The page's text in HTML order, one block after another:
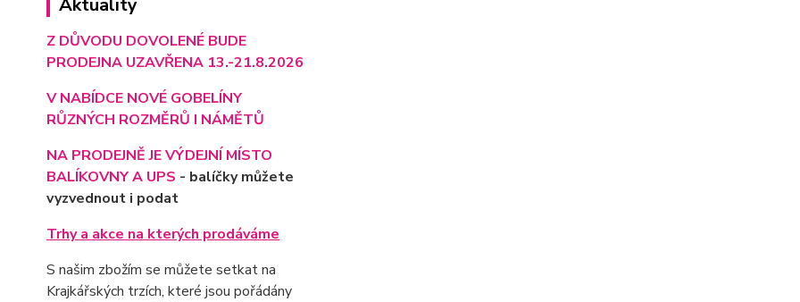
Aktuality
Z DŮVODU DOVOLENÉ BUDE
PRODEJNA UZAVŘENA 13.-21.8.2026
V NABÍDCE NOVÉ GOBELÍNY
RŮZNÝCH ROZMĚRŮ I NÁMĚTŮ
NA PRODEJNĚ JE VÝDEJNÍ MÍSTO
BALÍKOVNY A UPS - balíčky můžete
vyzvednout i podat
Trhy a akce na kterých prodáváme
S našim zbožím se můžete setkat na
Krajkářských trzích, které jsou pořádány